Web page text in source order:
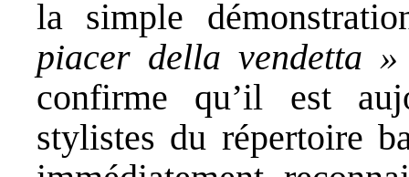
la simple
piacer della vendetta »
confirme qu’il est
stylistes du répertoire